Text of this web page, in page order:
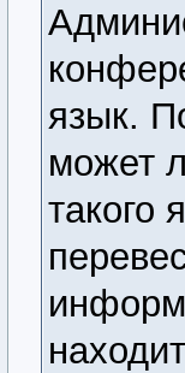
язык.
может
такого